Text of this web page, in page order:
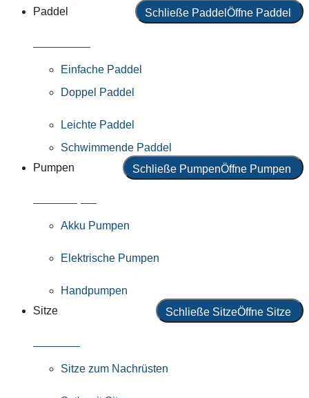
Paddel
Schließe Paddel Öffne Paddel
Einfache Paddel
Doppel Paddel
Leichte Paddel
Schwimmende Paddel
Pumpen
Schließe PumpenÖffne Pumpen
Akku Pumpen
Elektrische Pumpen
Handpumpen
Sitze
Schließe SitzeÖffne Sitze
Sitze zum Nachrüsten